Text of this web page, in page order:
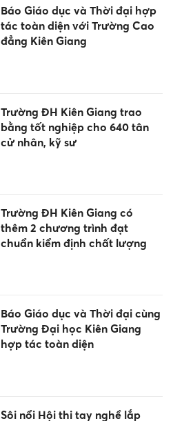
Báo Giáo dục và Thời đại hợp
tác toàn diện với Trường Cao
đẳng Kiên Giang
Trường ĐH Kiên Giang trao
bằng tốt nghiệp cho 640 tân
cử nhân, kỹ sư
Trường ĐH Kiên Giang có
thêm 2 chương trình đạt
chuẩn kiểm định chất lượng
Báo Giáo dục và Thời đại cùng
Trường Đại học Kiên Giang
hợp tác toàn diện
Sôi nổi Hội thi tay nghề lắp